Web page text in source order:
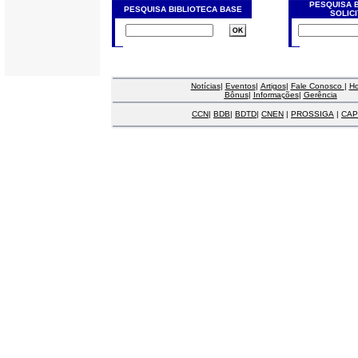
PESQUISA BIBLIOTECA BASE
PESQUISA
Notícias| Eventos| Artigos| Fale Conosco |
Bônus| Informações| Gerência
CCN| BDB| BDTD| CNEN | PROSSIGA |